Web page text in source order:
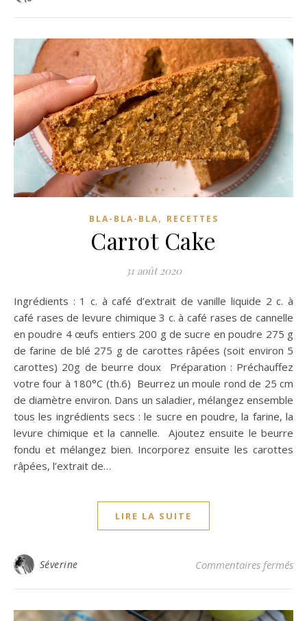
BLA-BLA-BLA, RECETTES
Carrot Cake
31 août 2020
Ingrédients : 1 c. à café d’extrait de vanille liquide 2 c. à
café rases de levure chimique 3 c. à café rases de cannelle
en poudre 4 œufs entiers 200 g de sucre en poudre 275 g
de farine de blé 275 g de carottes râpées (soit environ 5
carottes) 20g de beurre doux Préparation : Préchauffez
votre four à 180°C (th.6) Beurrez un moule rond de 25 cm
de diamètre environ. Dans un saladier, mélangez ensemble
tous les ingrédients secs : le sucre en poudre, la farine, la
levure chimique et la cannelle. Ajoutez ensuite le beurre
fondu et mélangez bien. Incorporez ensuite les carottes
râpées, l’extrait de…
LIRE LA SUITE
Séverine Commentaires fermés